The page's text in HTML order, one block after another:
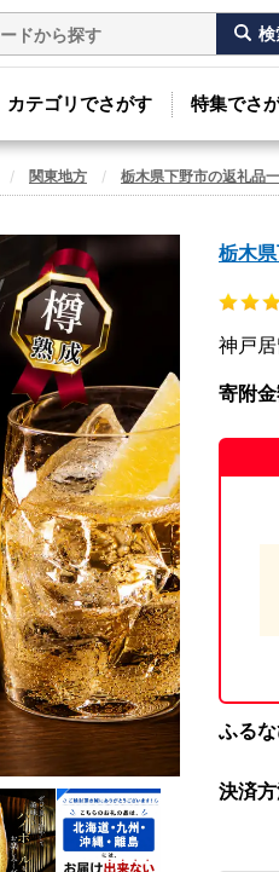
カテゴリでさがす 特集でさ
関東地方 栃木県下野市の返礼品
栃木
神戸
寄附
ふる
決済方